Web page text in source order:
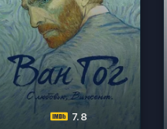
7.8